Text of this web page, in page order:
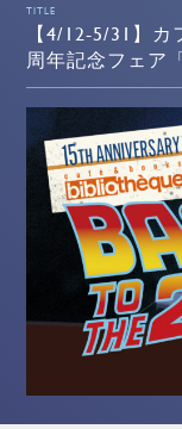
TITLE
【4/12-5/31】
周年記念フェア